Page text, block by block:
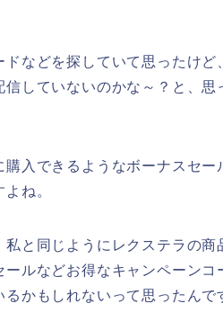
などを探していて思ったけど
していないのかな～？と、思
入できるようなボーナスセー
ね。
と同じようにレクステラの商
ルなどお得なキャンペーンコ
かもしれないって思ったんで